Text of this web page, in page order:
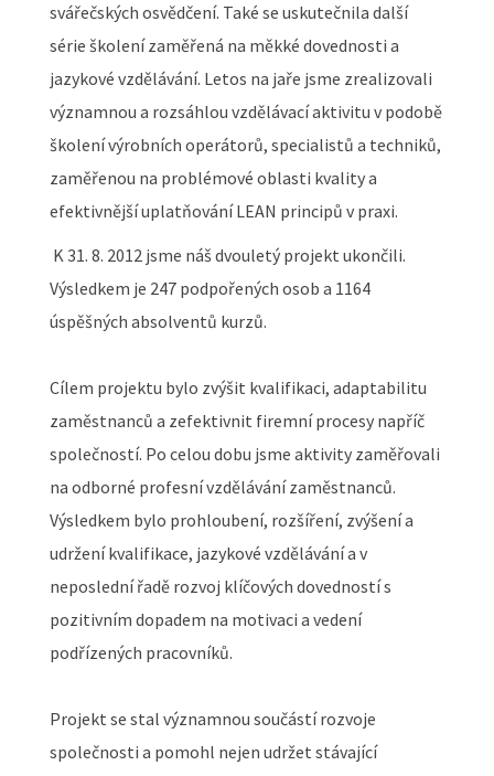
svářečských osvědčení. Také se uskutečnila další
série školení zaměřená na měkké dovednosti a
jazykové vzdělávání. Letos na jaře jsme zrealizovali
významnou a rozsáhlou vzdělávací aktivitu v podobě
školení výrobních operátorů, specialistů a techniků,
zaměřenou na problémové oblasti kvality a
efektivnější uplatňování LEAN principů v praxi.
K 31. 8. 2012 jsme náš dvouletý projekt ukončili.
Výsledkem je 247 podpořených osob a 1164
úspěšných absolventů kurzů.
Cílem projektu bylo zvýšit kvalifikaci, adaptabilitu
zaměstnanců a zefektivnit firemní procesy napříč
společností. Po celou dobu jsme aktivity zaměřovali
na odborné profesní vzdělávání zaměstnanců.
Výsledkem bylo prohloubení, rozšíření, zvýšení a
udržení kvalifikace, jazykové vzdělávání a v
neposlední řadě rozvoj klíčových dovedností s
pozitivním dopadem na motivaci a vedení
podřízených pracovníků.
Projekt se stal významnou součástí rozvoje
společnosti a pomohl nejen udržet stávající